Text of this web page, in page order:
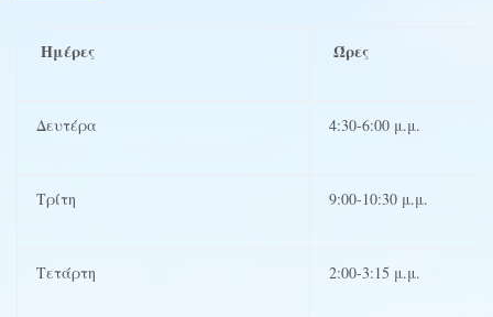
Ημέρες Ώρες
Δευτέρα 4:30-6:00 μ.μ.
Τρίτη 9:00-10:30 μ.μ.
Τετάρτη 2:00-3:15 μ.μ.